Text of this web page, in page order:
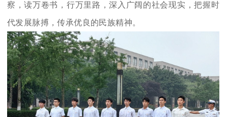
察，读万卷书，行万里路，深入广阔的社会现实，把握时
代发展脉搏，传承优良的民族精神。